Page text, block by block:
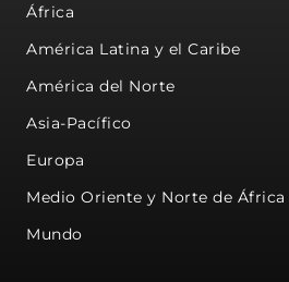
África
América Latina y el Caribe
América del Norte
Asia-Pacífico
Europa
Medio Oriente y Norte de África
Mundo